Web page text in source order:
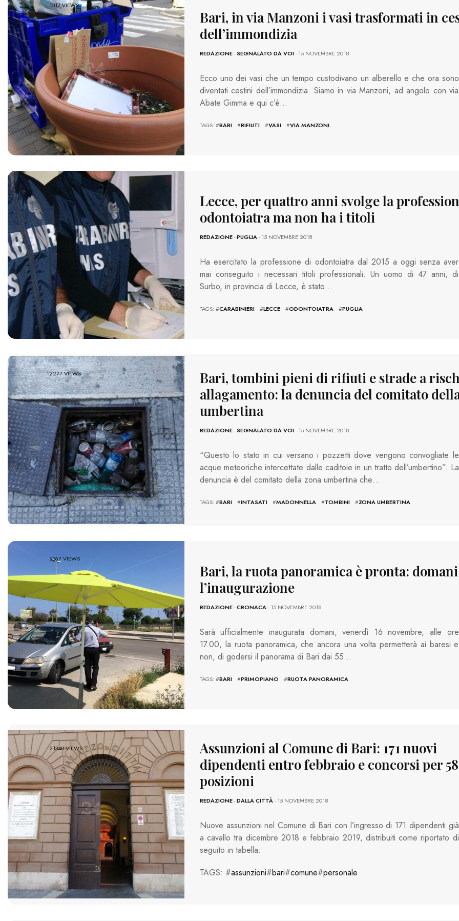
1017 VIEWS
Bari, in via Manzoni i vasi trasformati in
dell’immondizia
REDAZIONE-SEGNALATO DA VOI- 15 NOVEMBRE 2018
Ecco uno dei vasi che un tempo custodivano un alberello e che ora sono
diventati cestini dell’immondizia. Siamo in via Manzoni, ad angolo con via
Abate Gimma e qui c’è…
TAGS: #BARI #RIFIUTI #VASI #VIA MANZONI
1018 VIEWS
Lecce, per quattro anni svolge la
odontoiatra ma non ha i titoli
REDAZIONE-PUGLIA- 15 NOVEMBRE 2018
Ha esercitato la professione di odontoiatra dal 2015 a oggi senza aver
mai conseguito i necessari titoli professionali. Un uomo di 47 anni, di
Surbo, in provincia di Lecce, è stato…
TAGS: #CARABINIERI #LECCE #ODONTOIATRA #PUGLIA
2277 VIEWS
Bari, tombini pieni di rifiuti e strade a
allagamento: la denuncia del comitato
umbertina
REDAZIONE-SEGNALATO DA VOI- 15 NOVEMBRE 2018
“Questo lo stato in cui versano i pozzetti dove vengono convogliate le
acque meteoriche intercettate dalle caditoie in un tratto dell’umbertino”. La
denuncia è del comitato della zona umbertina che…
TAGS: #BARI #INTASATI #MADONNELLA #TOMBINI #ZONA UMBERTINA
2367 VIEWS
Bari, la ruota panoramica è pronta: domani
l’inaugurazione
REDAZIONE-CRONACA- 15 NOVEMBRE 2018
Sarà ufficialmente inaugurata domani, venerdì 16 novembre, alle ore
17.00, la ruota panoramica, che ancora una volta permetterà ai baresi e
non, di godersi il panorama di Bari dai 55…
TAGS: #BARI #PRIMOPIANO #RUOTA PANORAMICA
21340 VIEWS
Assunzioni al Comune di Bari: 171 nuovi
dipendenti entro febbraio e concorsi per 58
posizioni
REDAZIONE-DALLA CITTÀ- 15 NOVEMBRE 2018
Nuove assunzioni nel Comune di Bari con l’ingresso di 171 dipendenti già
a cavallo tra dicembre 2018 e febbraio 2019, distribuiti come riportato di
seguito in tabella:
TAGS: #assunzioni#bari#comune#personale